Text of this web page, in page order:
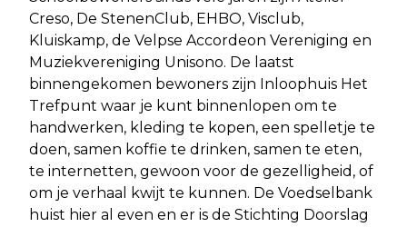
Creso, De StenenClub, EHBO, Visclub,
Kluiskamp, de Velpse Accordeon Vereniging en
Muziekvereniging Unisono. De laatst
binnengekomen bewoners zijn Inloophuis Het
Trefpunt waar je kunt binnenlopen om te
handwerken, kleding te kopen, een spelletje te
doen, samen koffie te drinken, samen te eten,
te internetten, gewoon voor de gezelligheid, of
om je verhaal kwijt te kunnen. De Voedselbank
huist hier al even en er is de Stichting Doorslag